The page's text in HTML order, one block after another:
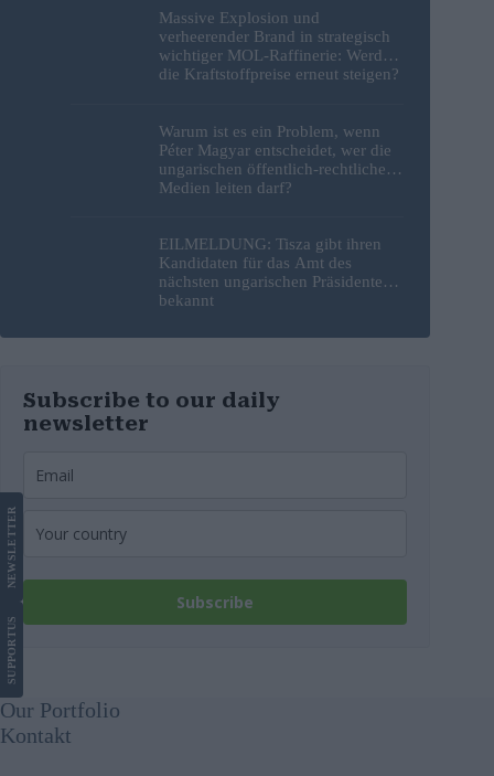
Massive Explosion und
verheerender Brand in strategisch
wichtiger MOL-Raffinerie: Werden
die Kraftstoffpreise erneut steigen?
Warum ist es ein Problem, wenn
Péter Magyar entscheidet, wer die
ungarischen öffentlich-rechtlichen
Medien leiten darf?
EILMELDUNG: Tisza gibt ihren
Kandidaten für das Amt des
nächsten ungarischen Präsidenten
bekannt
Subscribe to our daily
newsletter
Subscribe
SUPPORT
US
NEWS
LETTER
Our Portfolio
Kontakt